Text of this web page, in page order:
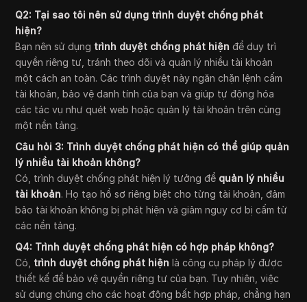
Q2: Tại sao tôi nên sử dụng trình duyệt chống phát
hiện?
Bạn nên sử dụng trình duyệt chống phát hiện để duy trì
quyền riêng tư, tránh theo dõi và quản lý nhiều tài khoản
một cách an toàn. Các trình duyệt này ngăn chặn lệnh cấm
tài khoản, bảo vệ danh tính của bạn và giúp tự động hóa
các tác vụ như quét web hoặc quản lý tài khoản trên cùng
một nền tảng.
Câu hỏi 3: Trình duyệt chống phát hiện có thể giúp quản
lý nhiều tài khoản không?
Có, trình duyệt chống phát hiện lý tưởng để quản lý nhiều
tài khoản. Họ tạo hồ sơ riêng biệt cho từng tài khoản, đảm
bảo tài khoản không bị phát hiện và giảm nguy cơ bị cấm từ
các nền tảng.
Q4: Trình duyệt chống phát hiện có hợp pháp không?
Có, trình duyệt chống phát hiện là công cụ pháp lý được
thiết kế để bảo vệ quyền riêng tư của bạn. Tuy nhiên, việc
sử dụng chúng cho các hoạt động bất hợp pháp, chẳng hạn